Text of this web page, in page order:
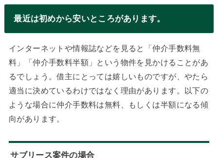
最近は初めから安いところがあります。
インターネットや情報誌などを見ると「仲介手数料無
料」「仲介手数料半額」という物件を見かけることがあ
るでしょう。借主にとっては嬉しいものですが、やたら
適当に決めているわけではなく理由があります。以下の
ような場合に仲介手数料は無料、もしくは半額になる傾
向があります。
サブリース案件の場合